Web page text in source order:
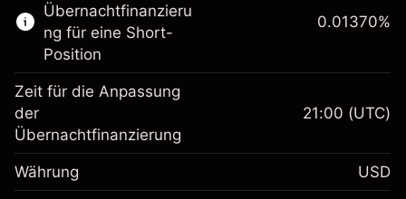
$1,000.00
Anpassung der
Übernachtfinanzierung
Gebühren aus
-0.061644
%
Übernachtfinanzieru
ng für eine Short-
Position
0.01370%
Zeit für die Anpassung
der
Übernachtfinanzierung
21:00 (UTC)
Währung USD